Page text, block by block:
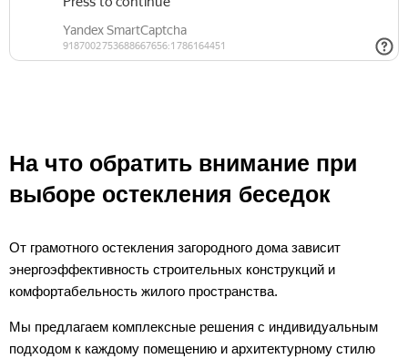
На что обратить внимание при
выборе остекления беседок
От грамотного остекления загородного дома зависит
энергоэффективность строительных конструкций и
комфортабельность жилого пространства.
Мы предлагаем комплексные решения с индивидуальным
подходом к каждому помещению и архитектурному стилю